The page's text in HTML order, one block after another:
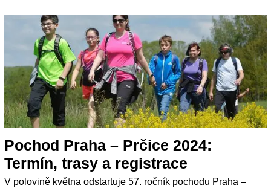
Pochod Praha – Prčice 2024:
Termín, trasy a registrace
V polovině května odstartuje 57. ročník pochodu Praha –